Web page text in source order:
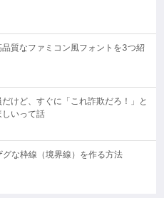
質なファミコン風フォントを3つ紹
けど、すぐに「これ詐欺だろ！」と
いって話
な枠線（境界線）を作る方法